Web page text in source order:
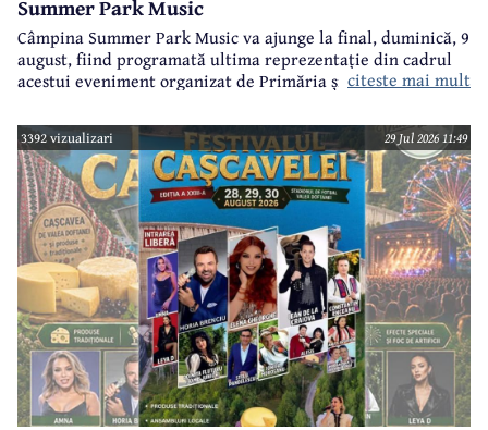
Summer Park Music
Câmpina Summer Park Music va ajunge la final, duminică, 9
august, fiind programată ultima reprezentație din cadrul
acestui eveniment organizat de Primăria și Consiliul Local
citeste mai mult
3392 vizualizari 29 Jul 2026 11:49